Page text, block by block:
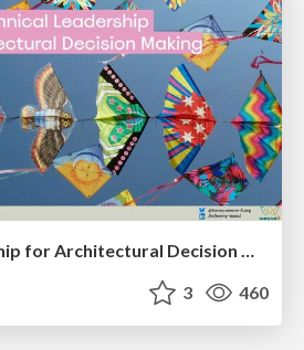
Technical Leadership for Architectural Decision Making
3 460